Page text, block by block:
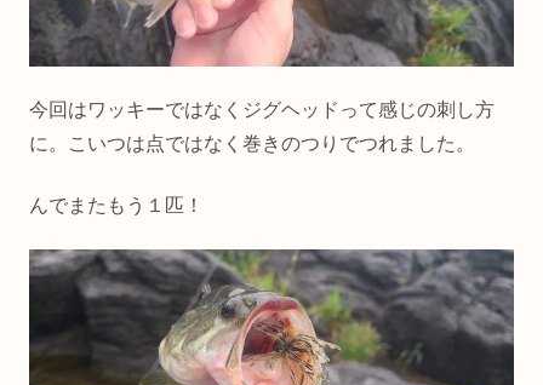
今回はワッキーではなくジグヘッドって感じの刺し方
に。こいつは点ではなく巻きのつりでつれました。
んでまたもう１匹！